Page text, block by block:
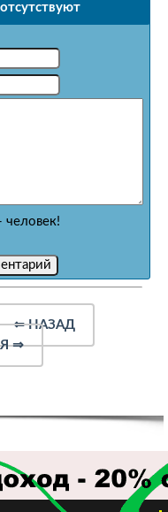
человек!
⇐НАЗАД
⇒